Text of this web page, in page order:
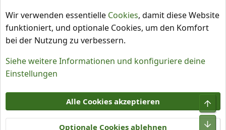
Schlagworte
Nutzungsbedingungen
Datenschutz
Hilfe und Impressum
R
S
Wir verwenden essentielle Cookies, damit diese Website
funktioniert, und optionale Cookies, um den Komfort
bei der Nutzung zu verbessern.
Siehe weitere Informationen und konfiguriere deine
Einstellungen
Alle Cookies akzeptieren
Optionale Cookies ablehnen